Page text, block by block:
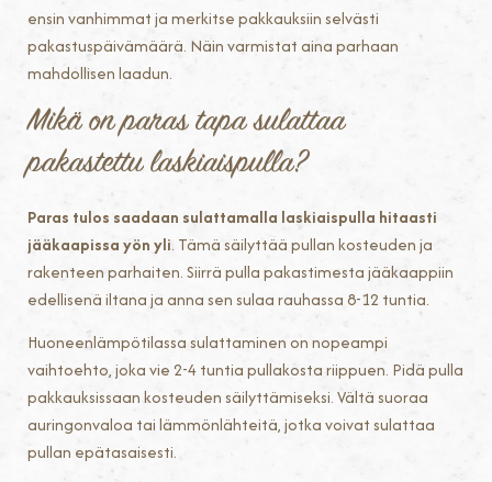
ensin vanhimmat ja merkitse pakkauksiin selvästi
pakastuspäivämäärä. Näin varmistat aina parhaan
mahdollisen laadun.
Mikä on paras tapa sulattaa
pakastettu laskiaispulla?
Paras tulos saadaan sulattamalla laskiaispulla hitaasti
jääkaapissa yön yli. Tämä säilyttää pullan kosteuden ja
rakenteen parhaiten. Siirrä pulla pakastimesta jääkaappiin
edellisenä iltana ja anna sen sulaa rauhassa 8-12 tuntia.
Huoneenlämpötilassa sulattaminen on nopeampi
vaihtoehto, joka vie 2-4 tuntia pullakosta riippuen. Pidä pulla
pakkauksissaan kosteuden säilyttämiseksi. Vältä suoraa
auringonvaloa tai lämmönlähteitä, jotka voivat sulattaa
pullan epätasaisesti.